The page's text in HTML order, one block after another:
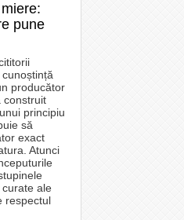
pune
producător
construit
principiu
să
exact
Atunci
ale
respectul